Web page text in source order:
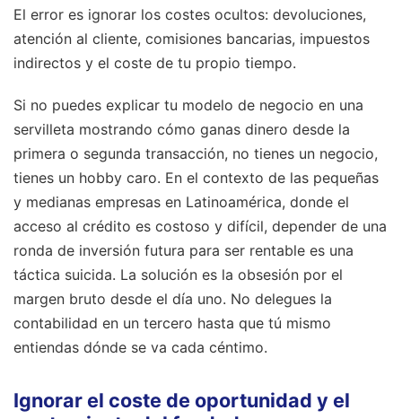
El error es ignorar los costes ocultos: devoluciones,
atención al cliente, comisiones bancarias, impuestos
indirectos y el coste de tu propio tiempo.
Si no puedes explicar tu modelo de negocio en una
servilleta mostrando cómo ganas dinero desde la
primera o segunda transacción, no tienes un negocio,
tienes un hobby caro. En el contexto de las pequeñas
y medianas empresas en Latinoamérica, donde el
acceso al crédito es costoso y difícil, depender de una
ronda de inversión futura para ser rentable es una
táctica suicida. La solución es la obsesión por el
margen bruto desde el día uno. No delegues la
contabilidad en un tercero hasta que tú mismo
entiendas dónde se va cada céntimo.
Ignorar el coste de oportunidad y el